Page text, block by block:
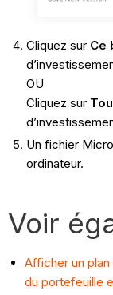
Cliquez sur Ce
OU
Cliquez sur
Un fichier
ordinateur.
Voir
Afficher un
du portefeuille